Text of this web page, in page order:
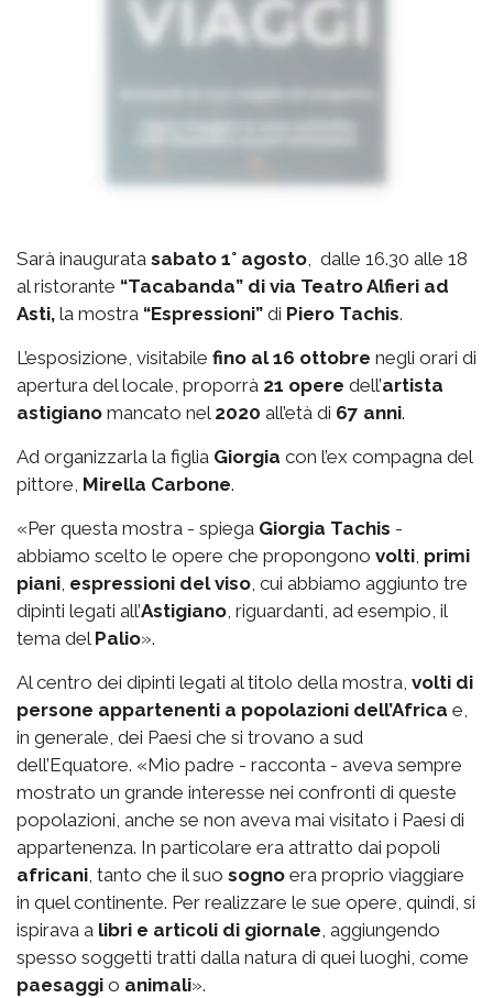
Sarà inaugurata sabato 1° agosto, dalle 16.30 alle 18
al ristorante “Tacabanda” di via Teatro Alfieri ad
Asti, la mostra “Espressioni” di Piero Tachis.
L’esposizione, visitabile fino al 16 ottobre negli orari di
apertura del locale, proporrà 21 opere dell’artista
astigiano mancato nel 2020 all’età di 67 anni.
Ad organizzarla la figlia Giorgia con l’ex compagna del
pittore, Mirella Carbone.
«Per questa mostra - spiega Giorgia Tachis -
abbiamo scelto le opere che propongono volti, primi
piani, espressioni del viso, cui abbiamo aggiunto tre
dipinti legati all’Astigiano, riguardanti, ad esempio, il
tema del Palio».
Al centro dei dipinti legati al titolo della mostra, volti di
persone appartenenti a popolazioni dell’Africa e,
in generale, dei Paesi che si trovano a sud
dell’Equatore. «Mio padre - racconta - aveva sempre
mostrato un grande interesse nei confronti di queste
popolazioni, anche se non aveva mai visitato i Paesi di
appartenenza. In particolare era attratto dai popoli
africani, tanto che il suo sogno era proprio viaggiare
in quel continente. Per realizzare le sue opere, quindi, si
ispirava a libri e articoli di giornale, aggiungendo
spesso soggetti tratti dalla natura di quei luoghi, come
paesaggi o animali».